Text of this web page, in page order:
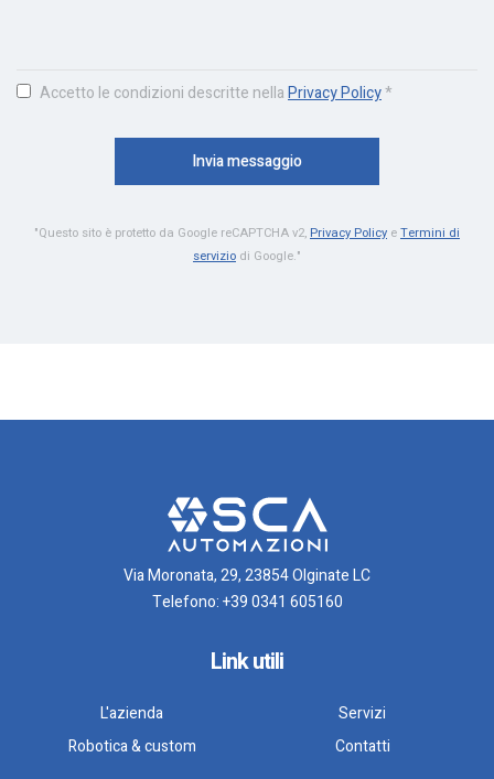
Accetto le condizioni descritte nellaPrivacy Policy*
Invia messaggio
"Questo sito è protetto da Google reCAPTCHA v2, Privacy Policy eTermini di
servizio di Google."
Via Moronata, 29, 23854 Olginate LC
Telefono:+39 0341 605160
Link utili
L'azienda
Servizi
Robotica & custom
Contatti